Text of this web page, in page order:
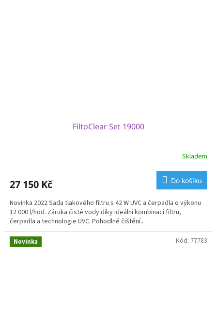
FiltoClear Set 19000
Skladem
27 150 Kč Do košíku
Novinka 2022 Sada tlakového filtru s 42 W UVC a čerpadla o výkonu
12 000 l/hod. Záruka čisté vody díky ideální kombinaci filtru,
čerpadla a technologie UVC. Pohodlné čištění...
Novinka Kód: 77783